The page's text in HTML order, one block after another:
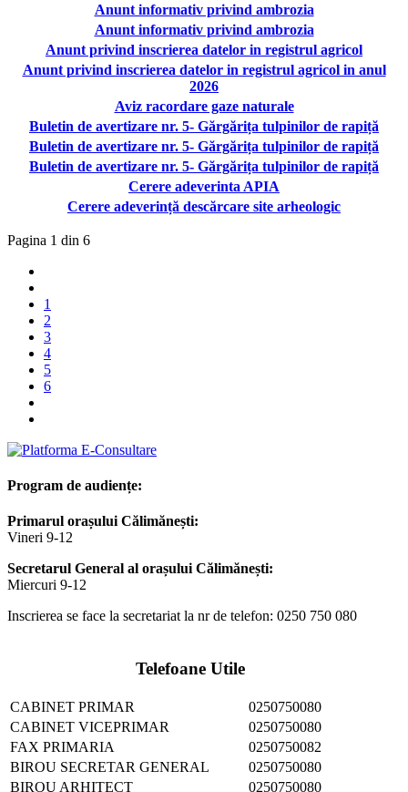
Anunt informativ privind ambrozia
Anunt informativ privind ambrozia
Anunt privind inscrierea datelor in registrul agricol
Anunt privind inscrierea datelor in registrul agricol in anul
2026
Aviz racordare gaze naturale
Buletin de avertizare nr. 5- Gărgărița tulpinilor de rapiță
Buletin de avertizare nr. 5- Gărgărița tulpinilor de rapiță
Buletin de avertizare nr. 5- Gărgărița tulpinilor de rapiță
Cerere adeverinta APIA
Cerere adeverință descărcare site arheologic
Pagina 1 din 6
1
2
3
4
5
6
Program de audiențe:
Primarul orașului Călimănești:
Vineri 9-12
Secretarul General al orașului Călimănești:
Miercuri 9-12
Inscrierea se face la secretariat la nr de telefon: 0250 750 080
Telefoane Utile
CABINET PRIMAR
0250750080
CABINET VICEPRIMAR
0250750080
FAX PRIMARIA
0250750082
BIROU SECRETAR GENERAL
0250750080
BIROU ARHITECT
0250750080